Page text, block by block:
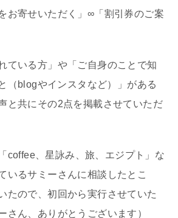
お寄せいただく」∞「割引券のご案
ている方」や「ご自身のことで知
（blogやインスタなど）」がある
と共にその2点を掲載させていただ
coffee、星詠み、旅、エジプト」な
いるサミーさんに相談したとこ
たので、初回から実行させていた
さん、ありがとうございます）